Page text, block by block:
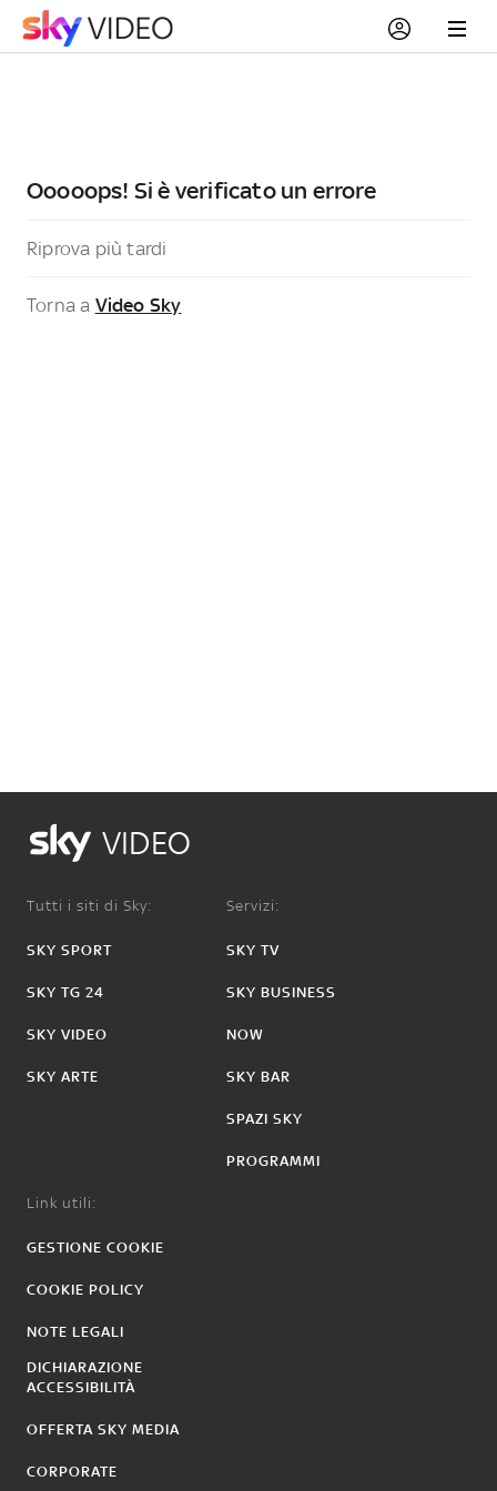
Ooooops! Si è verificato un errore
Riprova più tardi
Torna a Video Sky
VIDEO
Tutti i siti di Sky:
SKY SPORT
SKY TG 24
SKY VIDEO
SKY ARTE
Servizi:
SKY TV
SKY BUSINESS
NOW
SKY BAR
SPAZI SKY
PROGRAMMI
Link utili:
GESTIONE COOKIE
COOKIE POLICY
NOTE LEGALI
DICHIARAZIONE
ACCESSIBILITÀ
OFFERTA SKY MEDIA
CORPORATE